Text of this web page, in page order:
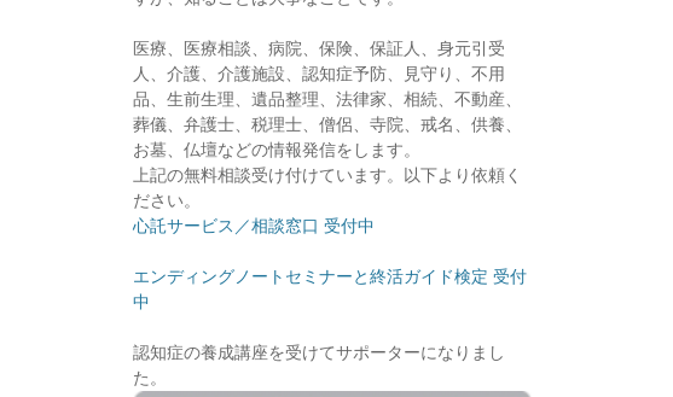
医療、医療相談、病院、保険、保証人、身元引受
人、介護、介護施設、認知症予防、見守り、不用
品、生前生理、遺品整理、法律家、相続、不動産、
葬儀、弁護士、税理士、僧侶、寺院、戒名、供養、
お墓、仏壇などの情報発信をします。
上記の無料相談受け付けています。以下より依頼く
ださい。
心託サービス／相談窓口 受付中
エンディングノートセミナーと終活ガイド検定 受付
中
認知症の養成講座を受けてサポーターになりまし
た。